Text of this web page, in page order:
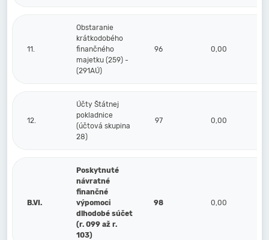
11.
Obstaranie
krátkodobého
finančného
majetku (259) -
(291AÚ)
96 0,00
12.
Účty Štátnej
pokladnice
(účtová skupina
28)
97 0,00
B.VI.
Poskytnuté
návratné
finančné
výpomoci
dlhodobé súčet
(r. 099 až r.
103)
98 0,00